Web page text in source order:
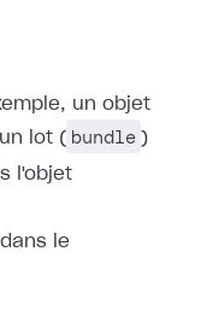
un objet
lot ( bundle )
l'objet
le